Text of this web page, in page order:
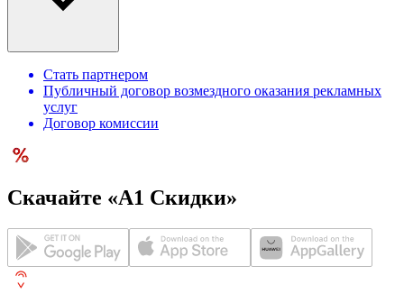
Стать партнером
Публичный договор возмездного оказания рекламных
услуг
Договор комиссии
Скачайте «А1 Скидки»